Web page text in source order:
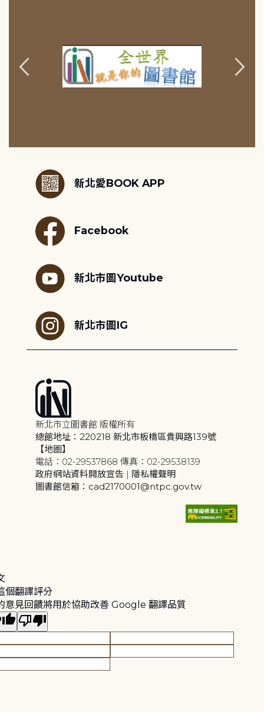
新北愛BOOK APP
Facebook
新北市圖Youtube
新北市圖IG
新北市立圖書館 版權所有
總館地址：220218 新北市板橋區貴興路139號
【地圖】
電話：02-29537868 傳真：02-29538139
政府網站資料開放宣告 | 隱私權聲明
圖書館信箱：cad2170001@ntpc.gov.tw
個翻譯評分
意見回饋將用於協助改善 Google 翻譯品質